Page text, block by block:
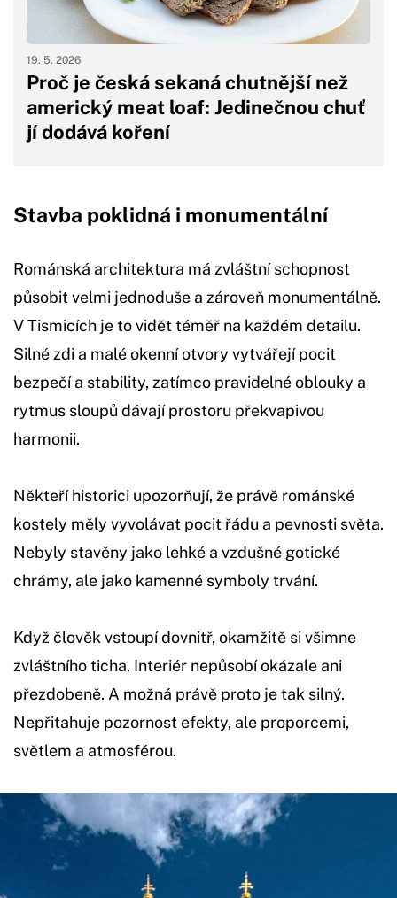
Proč je česká sekaná chutnější než
americký meat loaf: Jedinečnou chuť
jí dodává koření
19. 5. 2026
Stavba poklidná i monumentální
Románská architektura má zvláštní schopnost
působit velmi jednoduše a zároveň monumentálně.
V Tismicích je to vidět téměř na každém detailu.
Silné zdi a malé okenní otvory vytvářejí pocit
bezpečí a stability, zatímco pravidelné oblouky a
rytmus sloupů dávají prostoru překvapivou
harmonii.
Někteří historici upozorňují, že právě románské
kostely měly vyvolávat pocit řádu a pevnosti světa.
Nebyly stavěny jako lehké a vzdušné gotické
chrámy, ale jako kamenné symboly trvání.
Když člověk vstoupí dovnitř, okamžitě si všimne
zvláštního ticha. Interiér nepůsobí okázale ani
přezdobeně. A možná právě proto je tak silný.
Nepřitahuje pozornost efekty, ale proporcemi,
světlem a atmosférou.